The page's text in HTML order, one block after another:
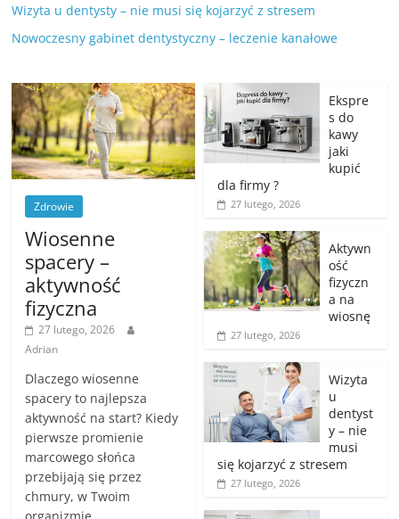
Wizyta u dentysty – nie musi się kojarzyć z stresem
Nowoczesny gabinet dentystyczny – leczenie kanałowe
Zdrowie
Wiosenne
spacery –
aktywność
fizyczna
27 lutego, 2026
Adrian
Dlaczego wiosenne
spacery to najlepsza
aktywność na start? Kiedy
pierwsze promienie
marcowego słońca
przebijają się przez
chmury, w Twoim
organizmie
Ekspre
s do
kawy
jaki
kupić
dla firmy ?
27 lutego, 2026
Aktywn
ość
fizyczn
a na
wiosnę
27 lutego, 2026
Wizyta
u
dentyst
y – nie
musi
się kojarzyć z stresem
27 lutego, 2026